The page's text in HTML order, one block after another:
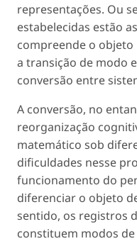
representações. Ou
estabelecidas estão
compreende o
a transição de modo
conversão entre
A conversão, no
reorganização
matemático sob
dificuldades nesse
funcionamento do
diferenciar o objeto
sentido, os registros
constituem modos